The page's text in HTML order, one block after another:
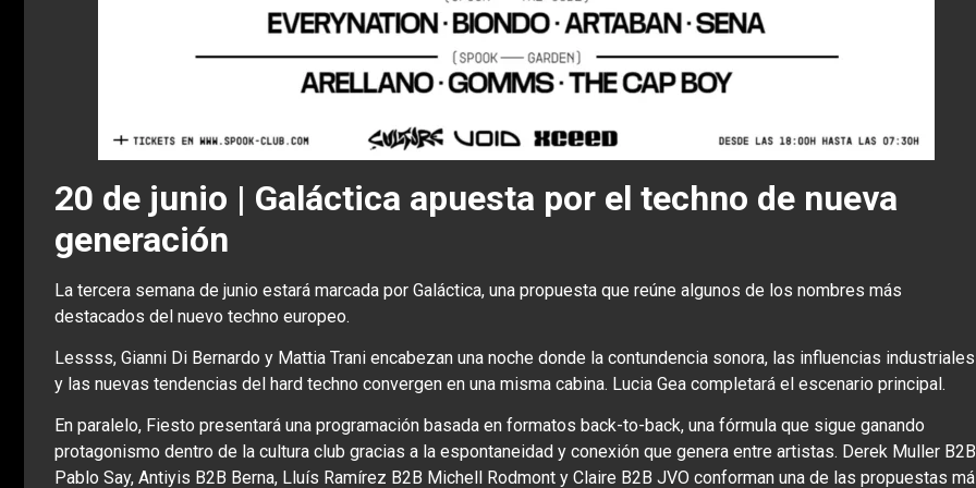
20 de junio | Galáctica apuesta por el techno de nueva
generación
La tercera semana de junio estará marcada por Galáctica, una propuesta que reúne algunos de los nombres más
destacados del nuevo techno europeo.
Lessss, Gianni Di Bernardo y Mattia Trani encabezan una noche donde la contundencia sonora, las influencias industriales
y las nuevas tendencias del hard techno convergen en una misma cabina. Lucia Gea completará el escenario principal.
En paralelo, Fiesto presentará una programación basada en formatos back-to-back, una fórmula que sigue ganando
protagonismo dentro de la cultura club gracias a la espontaneidad y conexión que genera entre artistas. Derek Muller B2B
Pablo Say, Antiyis B2B Berna, Lluís Ramírez B2B Michell Rodmont y Claire B2B JVO conforman una de las propuestas